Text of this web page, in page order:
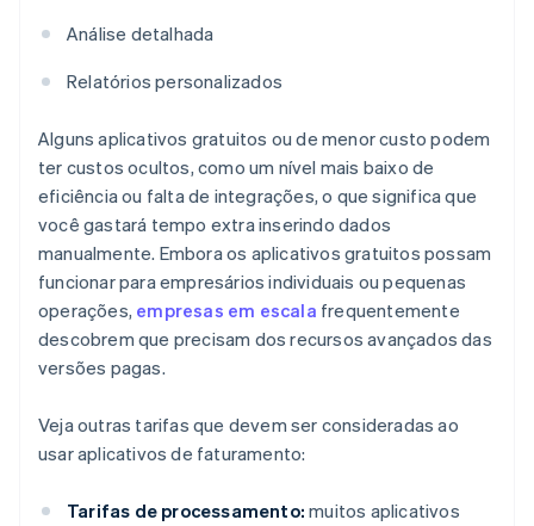
Análise detalhada
Relatórios personalizados
Alguns aplicativos gratuitos ou de menor custo podem
ter custos ocultos, como um nível mais baixo de
eficiência ou falta de integrações, o que significa que
você gastará tempo extra inserindo dados
manualmente. Embora os aplicativos gratuitos possam
funcionar para empresários individuais ou pequenas
operações, empresas em escala frequentemente
descobrem que precisam dos recursos avançados das
versões pagas.
Veja outras tarifas que devem ser consideradas ao
usar aplicativos de faturamento:
Tarifas de processamento: muitos aplicativos